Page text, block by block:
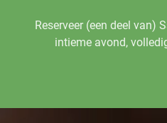
Reserveer (een deel van)
intieme avond,